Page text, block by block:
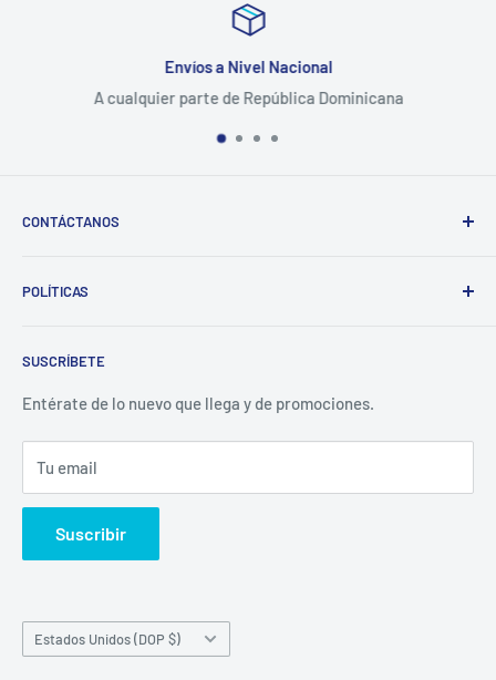
Envíos a Nivel Nacional
A cualquier parte de República Dominicana
CONTÁCTANOS
POLÍTICAS
Política de Privacidad
Políticas de Reembolso
Términos del servicio
Política de reembolso
SUSCRÍBETE
Entérate de lo nuevo que llega y de promociones.
Tu email
Suscribir
País/región
Estados Unidos (DOP $)